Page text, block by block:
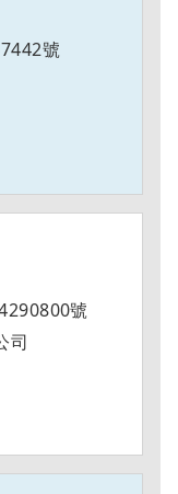
號
號
司